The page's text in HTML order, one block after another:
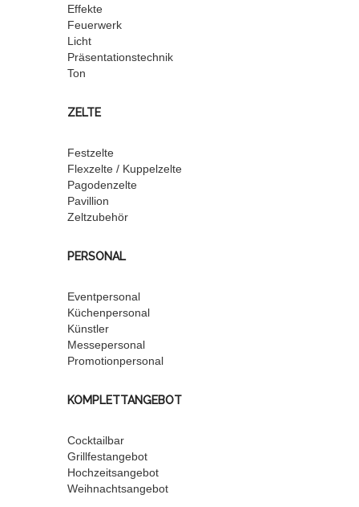
Effekte
Feuerwerk
Licht
Präsentationstechnik
Ton
ZELTE
Festzelte
Flexzelte / Kuppelzelte
Pagodenzelte
Pavillion
Zeltzubehör
PERSONAL
Eventpersonal
Küchenpersonal
Künstler
Messepersonal
Promotionpersonal
KOMPLETTANGEBOT
Cocktailbar
Grillfestangebot
Hochzeitsangebot
Weihnachtsangebot